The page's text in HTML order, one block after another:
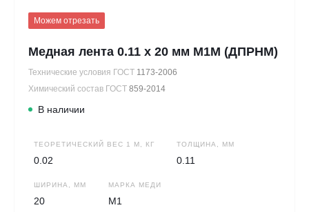
Можем отрезать
Медная лента 0.11 х 20 мм М1М (ДПРНМ)
Технические условия ГОСТ 1173-2006
Химический состав ГОСТ 859-2014
В наличии
ТЕОРЕТИЧЕСКИЙ ВЕС 1 М, КГ
0.02
ТОЛЩИНА, ММ
0.11
ШИРИНА, ММ
20
МАРКА МЕДИ
М1